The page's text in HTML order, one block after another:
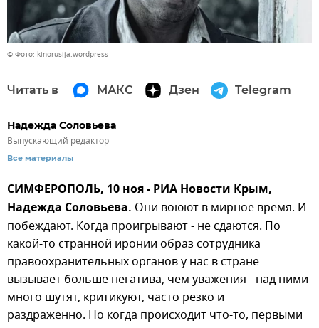
© Фото: kinorusija.wordpress
Читать в МАКС Дзен Telegram
Надежда Соловьева
Выпускающий редактор
Все материалы
СИМФЕРОПОЛЬ, 10 ноя - РИА Новости Крым,
Надежда Соловьева. Они воюют в мирное время. И
побеждают. Когда проигрывают - не сдаются. По
какой-то странной иронии образ сотрудника
правоохранительных органов у нас в стране
вызывает больше негатива, чем уважения - над ними
много шутят, критикуют, часто резко и
раздраженно. Но когда происходит что-то, первыми